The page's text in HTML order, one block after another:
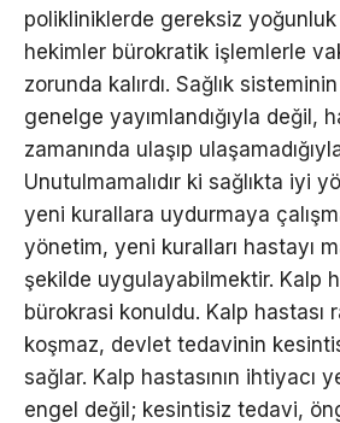
polikliniklerde gereksiz
hekimler bürokratik işlemlerle
zorunda kalırdı. Sağlık
genelge yayımlandığıyla değil,
zamanında ulaşıp
Unutulmamalıdır ki sağlıkta iyi
yeni kurallara uydurmaya
yönetim, yeni kuralları hastayı
şekilde uygulayabilmektir. Kalp
bürokrasi konuldu. Kalp hastası
koşmaz, devlet tedavinin
sağlar. Kalp hastasının ihtiyacı
engel değil; kesintisiz tedavi,